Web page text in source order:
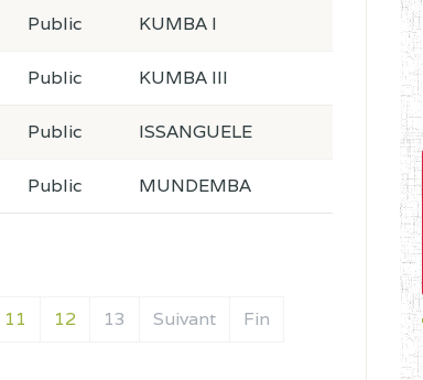
11 12 13 Suivant Fin
Public KUMBA I
Public KUMBA III
Public ISSANGUELE
Public MUNDEMBA